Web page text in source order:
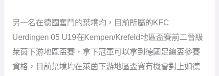
另一名在德國奮鬥的葉境均，目前所屬的KFC
Uerdingen 05 U19在Kempen/Krefeld地區盃賽前二晉級
萊茵下游地區盃賽，拿下冠軍可以拿到德國足總盃參賽
資格，目前葉境均在萊茵下游地區盃賽有機會對上如德